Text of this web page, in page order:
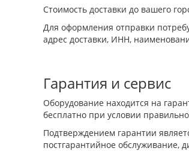
Стоимость доставки до вашего
Для оформления отправки
адрес доставки, ИНН,
Гарантия и сервис
Оборудование находится на
бесплатно при условии
Подтверждением гарантии
постгарантийное обслуживание,